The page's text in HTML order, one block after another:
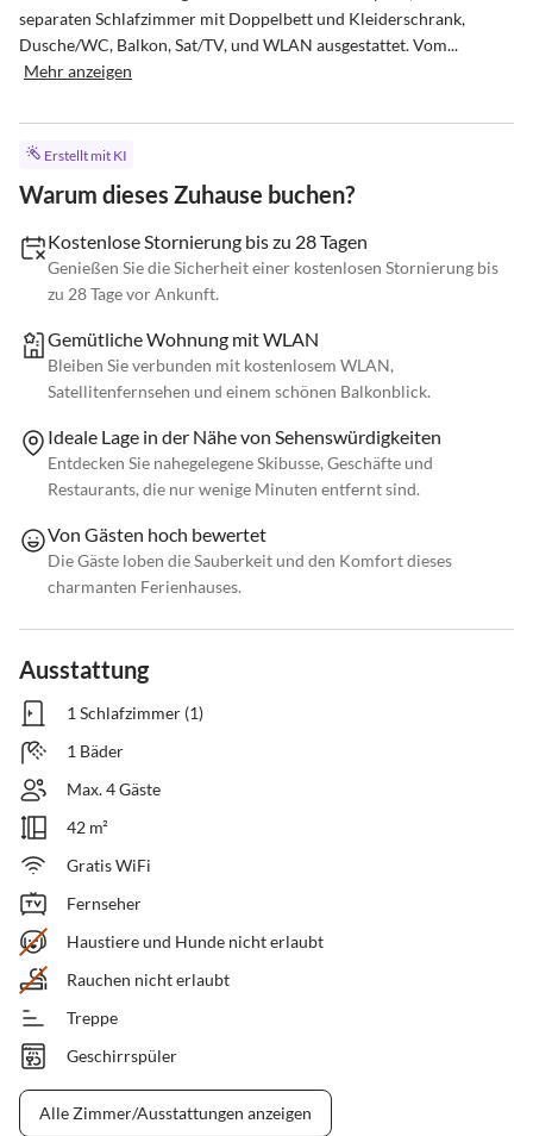
separaten Schlafzimmer mit Doppelbett und Kleiderschrank,
Dusche/WC, Balkon, Sat/TV, und WLAN ausgestattet. Vom...
Mehr anzeigen
Erstellt mit KI
Warum dieses Zuhause buchen?
Kostenlose Stornierung bis zu 28 Tagen
Genießen Sie die Sicherheit einer kostenlosen Stornierung bis
zu 28 Tage vor Ankunft.
Gemütliche Wohnung mit WLAN
Bleiben Sie verbunden mit kostenlosem WLAN,
Satellitenfernsehen und einem schönen Balkonblick.
Ideale Lage in der Nähe von Sehenswürdigkeiten
Entdecken Sie nahegelegene Skibusse, Geschäfte und
Restaurants, die nur wenige Minuten entfernt sind.
Von Gästen hoch bewertet
Die Gäste loben die Sauberkeit und den Komfort dieses
charmanten Ferienhauses.
Ausstattung
1 Schlafzimmer (1)
1 Bäder
Max. 4 Gäste
42 m²
Gratis WiFi
Fernseher
Haustiere und Hunde nicht erlaubt
Rauchen nicht erlaubt
Treppe
Geschirrspüler
Alle Zimmer/Ausstattungen anzeigen